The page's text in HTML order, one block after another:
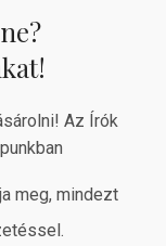
Az Írók
meg, mindezt